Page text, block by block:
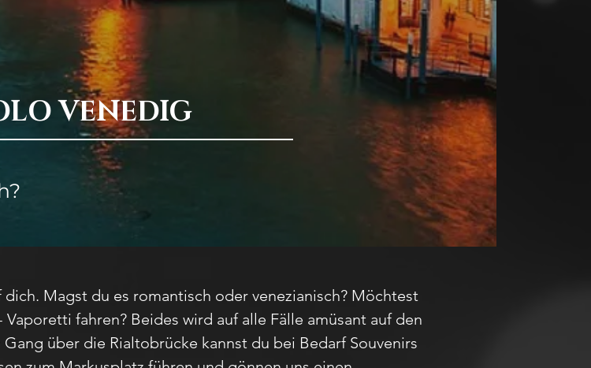
VENEDIG
Magst du es romantisch oder venezianisch? Möchtest
fahren? Beides wird auf alle Fälle amüsant auf den
über die Rialtobrücke kannst du bei Bedarf Souvenirs